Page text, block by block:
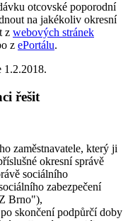
otcovské poporodní
na jakékoliv okresní
z webových stránek
z ePortálu.
1.2.2018.
řešit
zaměstnavatele, který ji
okresní správě
sociálního
zabezpečení
Brno"),
skončení podpůrčí doby